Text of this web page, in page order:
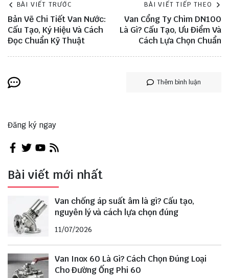
BÀI VIẾT TRƯỚC
Bản Vẽ Chi Tiết Van Nước:
Cấu Tạo, Ký Hiệu Và Cách
Đọc Chuẩn Kỹ Thuật
BÀI VIẾT TIẾP THEO
Van Cổng Ty Chìm DN100
Là Gì? Cấu Tạo, Ưu Điểm Và
Cách Lựa Chọn Chuẩn
Thêm bình luận
Đăng ký ngay
Bài viết mới nhất
Van chống áp suất âm là gì? Cấu tạo,
nguyên lý và cách lựa chọn đúng
11/07/2026
Van Inox 60 Là Gì? Cách Chọn Đúng Loại
Cho Đường Ống Phi 60